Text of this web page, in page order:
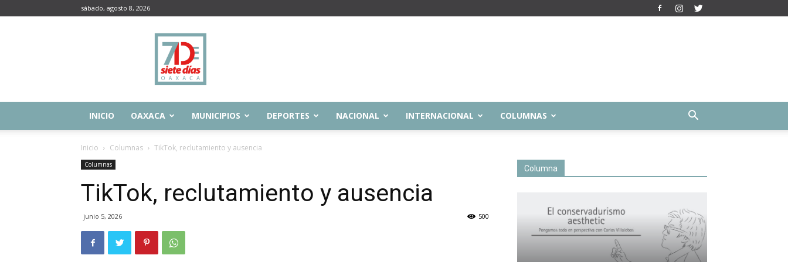
sábado, agosto 8, 2026
Siete
Días
Oaxaca
INICIO OAXACA MUNICIPIOS DEPORTES NACIONAL INTERNACIONAL COLUMNAS
Inicio Columnas TikTok, reclutamiento y ausencia
Columnas
TikTok, reclutamiento y ausencia
junio 5, 2026 500
Columna